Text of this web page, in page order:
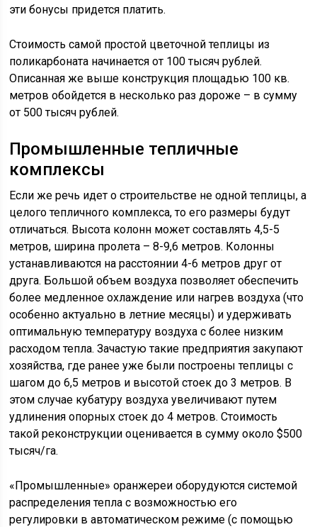
эти бонусы придется платить.
Стоимость самой простой цветочной теплицы из
поликарбоната начинается от 100 тысяч рублей.
Описанная же выше конструкция площадью 100 кв.
метров обойдется в несколько раз дороже – в сумму
от 500 тысяч рублей.
Промышленные тепличные
комплексы
Если же речь идет о строительстве не одной теплицы, а
целого тепличного комплекса, то его размеры будут
отличаться. Высота колонн может составлять 4,5-5
метров, ширина пролета – 8-9,6 метров. Колонны
устанавливаются на расстоянии 4-6 метров друг от
друга. Большой объем воздуха позволяет обеспечить
более медленное охлаждение или нагрев воздуха (что
особенно актуально в летние месяцы) и удерживать
оптимальную температуру воздуха с более низким
расходом тепла. Зачастую такие предприятия закупают
хозяйства, где ранее уже были построены теплицы с
шагом до 6,5 метров и высотой стоек до 3 метров. В
этом случае кубатуру воздуха увеличивают путем
удлинения опорных стоек до 4 метров. Стоимость
такой реконструкции оценивается в сумму около $500
тысяч/га.
«Промышленные» оранжереи оборудуются системой
распределения тепла с возможностью его
регулировки в автоматическом режиме (с помощью